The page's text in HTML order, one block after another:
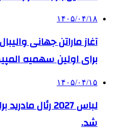
۱۴۰۵/۰۴/۱۸
آغاز ماراتن جهانی
برای اولین سهمیه
۱۴۰۵/۰۴/۱۵
لباس 2027 رئال
شد.